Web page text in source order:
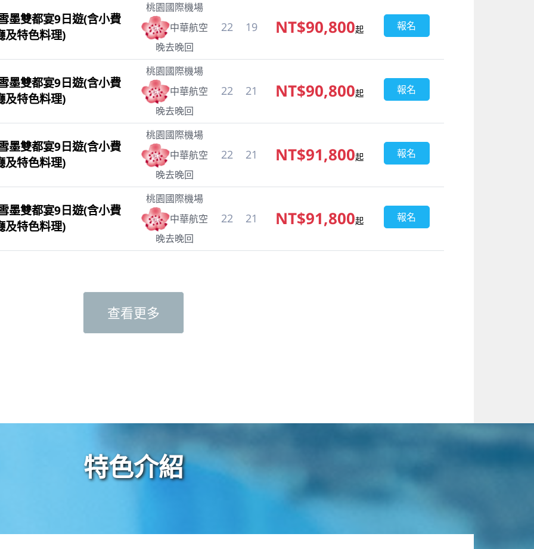
特色介紹
墨雙都宴9日遊(含小費
及特色料理)
桃園國際機場
中華航空
晚去晚回
22 19 NT$90,800起 報名
墨雙都宴9日遊(含小費
及特色料理)
桃園國際機場
中華航空
晚去晚回
22 21 NT$90,800起 報名
墨雙都宴9日遊(含小費
及特色料理)
桃園國際機場
中華航空
晚去晚回
22 21 NT$91,800起 報名
墨雙都宴9日遊(含小費
及特色料理)
桃園國際機場
中華航空
晚去晚回
22 21 NT$91,800起 報名
查看更多